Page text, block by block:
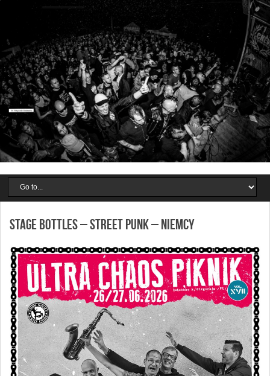
STAGE BOTTLES – street punk – Niemcy